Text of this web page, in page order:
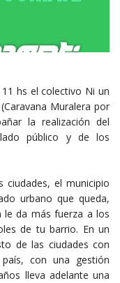
hs el colectivo Ni un
Muralera por
la realización del
público y de los
ciudades, el municipio
urbano que queda,
da más fuerza a los
de tu barrio. En un
de las ciudades con
con una gestión
lleva adelante una